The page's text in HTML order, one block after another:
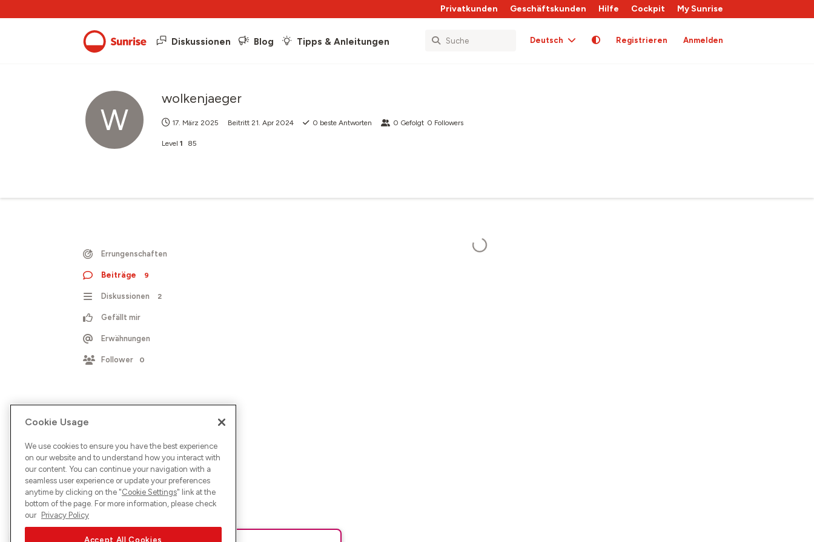
Privatkunden Geschäftskunden Hilfe Cockpit My Sunrise
Diskussionen Blog Tipps & Anleitungen Deutsch Registrieren Anmelden
W
wolkenjaeger
17. März 2025 Beitritt 21. Apr 2024 0 beste Antworten 0 Gefolgt 0 Followers
Level 1 85
Errungenschaften
Beiträge 9
Diskussionen 2
Gefällt mir
Erwähnungen
Follower 0
Cookie Usage
We use cookies to ensure you have the best experience
on our website and to understand how you interact with
our content. You can continue your navigation with a
seamless user experience or update your preferences
anytime by clicking on the "Cookie Settings" link at the
bottom of the page. For more information, please check
our Privacy Policy
Accept All Cookies